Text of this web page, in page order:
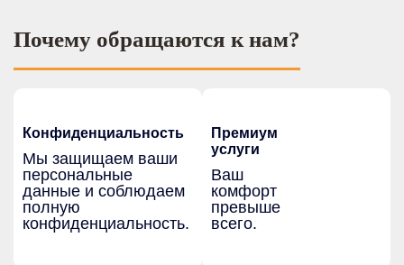
Почему обращаются к нам?
Конфиденциальность
Мы защищаем ваши
персональные
данные и соблюдаем
полную
конфиденциальность.
Премиум
услуги
Ваш
комфорт
превыше
всего.